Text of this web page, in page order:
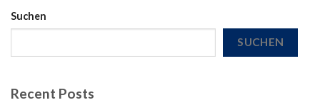
Suchen
SUCHEN
Recent Posts